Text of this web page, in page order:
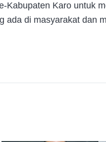
Kabupaten Karo untuk
ada di masyarakat dan